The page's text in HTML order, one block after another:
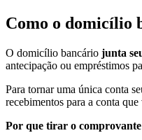
Como o domicílio
O domicílio bancário junta
antecipação ou empréstimos
Para tornar uma única conta
recebimentos para a conta
Por que tirar o